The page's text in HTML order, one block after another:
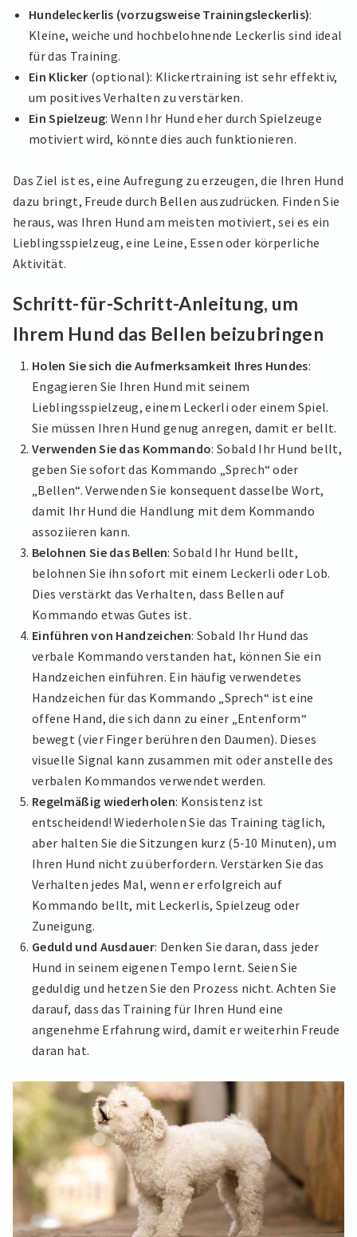
Hundeleckerlis (vorzugsweise Trainingsleckerlis):
Kleine, weiche und hochbelohnende Leckerlis sind ideal
für das Training.
Ein Klicker (optional): Klickertraining ist sehr effektiv,
um positives Verhalten zu verstärken.
Ein Spielzeug: Wenn Ihr Hund eher durch Spielzeuge
motiviert wird, könnte dies auch funktionieren.
Das Ziel ist es, eine Aufregung zu erzeugen, die Ihren Hund
dazu bringt, Freude durch Bellen auszudrücken. Finden Sie
heraus, was Ihren Hund am meisten motiviert, sei es ein
Lieblingsspielzeug, eine Leine, Essen oder körperliche
Aktivität.
Schritt-für-Schritt-Anleitung, um
Ihrem Hund das Bellen beizubringen
Holen Sie sich die Aufmerksamkeit Ihres Hundes:
Engagieren Sie Ihren Hund mit seinem
Lieblingsspielzeug, einem Leckerli oder einem Spiel.
Sie müssen Ihren Hund genug anregen, damit er bellt.
Verwenden Sie das Kommando: Sobald Ihr Hund bellt,
geben Sie sofort das Kommando „Sprech“ oder
„Bellen“. Verwenden Sie konsequent dasselbe Wort,
damit Ihr Hund die Handlung mit dem Kommando
assoziieren kann.
Belohnen Sie das Bellen: Sobald Ihr Hund bellt,
belohnen Sie ihn sofort mit einem Leckerli oder Lob.
Dies verstärkt das Verhalten, dass Bellen auf
Kommando etwas Gutes ist.
Einführen von Handzeichen: Sobald Ihr Hund das
verbale Kommando verstanden hat, können Sie ein
Handzeichen einführen. Ein häufig verwendetes
Handzeichen für das Kommando „Sprech“ ist eine
offene Hand, die sich dann zu einer „Entenform“
bewegt (vier Finger berühren den Daumen). Dieses
visuelle Signal kann zusammen mit oder anstelle des
verbalen Kommandos verwendet werden.
Regelmäßig wiederholen: Konsistenz ist
entscheidend! Wiederholen Sie das Training täglich,
aber halten Sie die Sitzungen kurz (5-10 Minuten), um
Ihren Hund nicht zu überfordern. Verstärken Sie das
Verhalten jedes Mal, wenn er erfolgreich auf
Kommando bellt, mit Leckerlis, Spielzeug oder
Zuneigung.
Geduld und Ausdauer: Denken Sie daran, dass jeder
Hund in seinem eigenen Tempo lernt. Seien Sie
geduldig und hetzen Sie den Prozess nicht. Achten Sie
darauf, dass das Training für Ihren Hund eine
angenehme Erfahrung wird, damit er weiterhin Freude
daran hat.